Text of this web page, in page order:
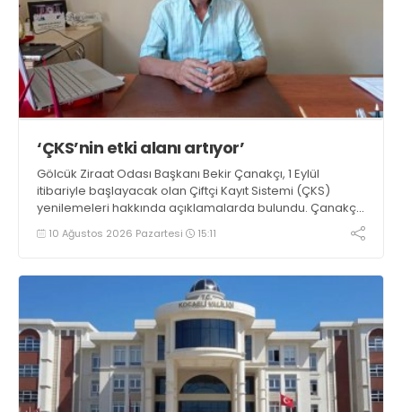
‘ÇKS’nin etki alanı artıyor’
Gölcük Ziraat Odası Başkanı Bekir Çanakçı, 1 Eylül
itibariyle başlayacak olan Çiftçi Kayıt Sistemi (ÇKS)
yenilemeleri hakkında açıklamalarda bulundu. Çanakçı,
“Çiftçi Kayıt Sistemi formatı, yaygınlaşması ve etki alanı
her yıl artarak devam etmektedir” dedi
10 Ağustos 2026 Pazartesi 15:11